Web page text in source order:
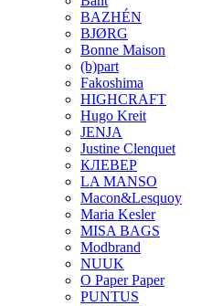
BAZHÉN
BJØRG
Bonne Maison
(b)part
Fakoshima
HIGHCRAFT
Hugo Kreit
JENJA
Justine Clenquet
КЛЕВЕР
LA MANSO
Macon&Lesquoy
Maria Kesler
MISA BAGS
Modbrand
NUUK
O Paper Paper
PUNTUS